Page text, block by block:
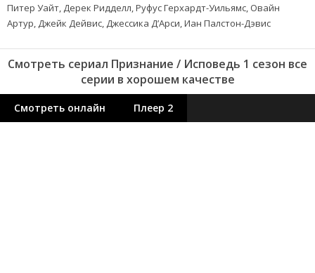
Питер Уайт, Дерек Ридделл, Руфус Герхардт-Уильямс, Овайн
Артур, Джейк Дейвис, Джессика Д’Арси, Иан Палстон-Дэвис
Смотреть сериал Признание / Исповедь 1 сезон все
серии в хорошем качестве
Смотреть онлайн Плеер 2